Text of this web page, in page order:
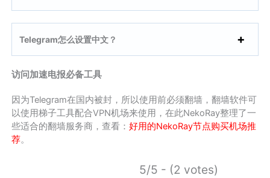
Telegram怎么设置中文？
访问加速电报必备工具
因为Telegram在国内被封，所以使用前必须翻墙，翻墙软件可
以使用梯子工具配合VPN机场来使用，在此NekoRay整理了一
些适合的翻墙服务商，查看：好用的NekoRay节点购买机场推
荐。
5/5 - (2 votes)